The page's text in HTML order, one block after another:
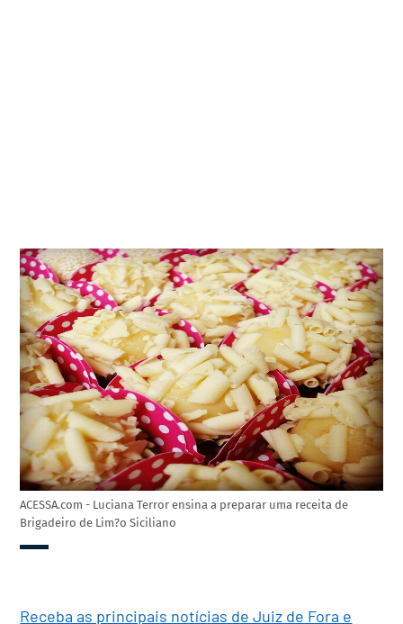
ACESSA.com - Luciana Terror ensina a preparar uma receita de
Brigadeiro de Lim?o Siciliano
Receba as principais notícias de Juiz de Fora e